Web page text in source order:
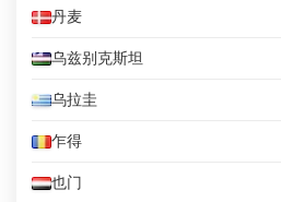
丹麦
乌兹别克斯坦
乌拉圭
乍得
也门